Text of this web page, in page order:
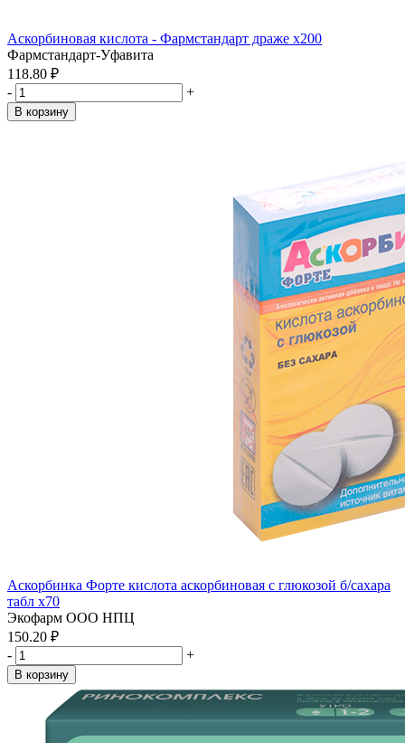
Аскорбиновая кислота - Фармстандарт драже x200
Фармстандарт-Уфавита
118.80 ₽
-
+
В корзину
Аскорбинка Форте кислота аскорбиновая с глюкозой б/сахара
табл x70
Экофарм ООО НПЦ
150.20 ₽
-
+
В корзину